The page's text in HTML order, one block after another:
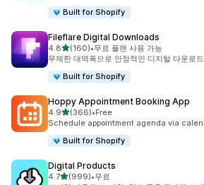
Built for Shopify
Fileflare Digital Downloads
4.8별 5개 중
(160)
총 리뷰 160개
•무료 플랜 사용 가능
무제한 대역폭으로 안정적인 디지털 다운로
Built for Shopify
Hoppy Appointment Booking App
4.9별 5개 중
(366)
총 리뷰 366개
•Free
Schedule appointment agenda via
Built for Shopify
Digital Products
4.7별 5개 중
(999)
총 리뷰 999개
•무료